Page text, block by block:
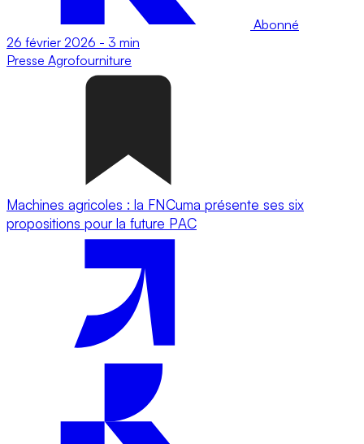
Abonné
26 février 2026 - 3 min
Presse Agrofourniture
Machines agricoles : la FNCuma présente ses six
propositions pour la future PAC